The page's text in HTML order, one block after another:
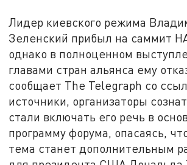
Лидер киевского режима
Зеленский прибыл на саммит
однако в полноценном
главами стран альянса ему
сообщает The Telegraph со
источники, организаторы
стали включать его речь в
программу форума, опасаясь,
тема станет дополнительным